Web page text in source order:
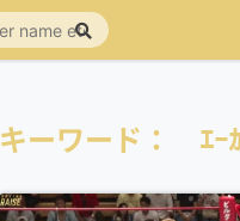
キーワード： ｴｰｶ